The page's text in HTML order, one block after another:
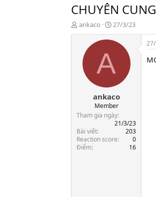
CHUYÊN
T
h
t
r
ankaco
N
g
à
ử
27/3/23
A
ankaco
Member
Tham gia ngày
21/3/23
Bài viết
203
Reaction score
0
Điểm
16